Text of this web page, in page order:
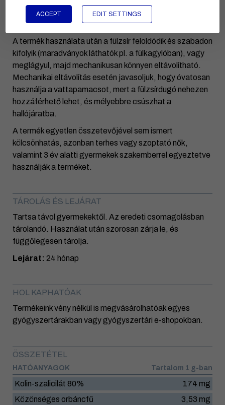
ACCEPT EDIT SETTINGS
ÖSSZETÉTEL
HATÓANYAGOK Tartalom 1 g-ban
Kolin-szalicilát 80%
174 mg
Közönséges orbáncfű
3,53 mg
RÉSZLETES HASZNÁLATI ÚTMUTATÓ
A termék használata után a fülzsír feloldódik és szabadon
kifolyik (maradványok láthatók pl. a fülkagylóban), vagy
meglágyul, majd mechanikusan könnyen eltávolítható.
Mechanikai eltávolítás esetén javasoljuk, hogy óvatosan
használja a vattapamacsot, mert a fülzsírdugó nehezen
hozzáférhető lehet, és mélyebbre csúszhat a
hallójáratba.
A termék egyetlen összetevőjével sem ismert
kölcsönhatás, azonban terhes vagy szoptató nők,
valamint 3 év alatti gyermekek szakemberrel egyeztetve
használják a terméket.
TÁROLÁS ÉS LEJÁRAT
Tartsa távol gyermekektől. Az eredeti csomagolásban
tárolandó. Használat után szorosan zárja le, és
függőlegesen tárolja.
Lejárat: 24 hónap
HOL KAPHATÓAK
Termékeink vény nélkül is megvásárolhatóak egyes
gyógyszertárakban vagy gyógyszertári e-shopokban.